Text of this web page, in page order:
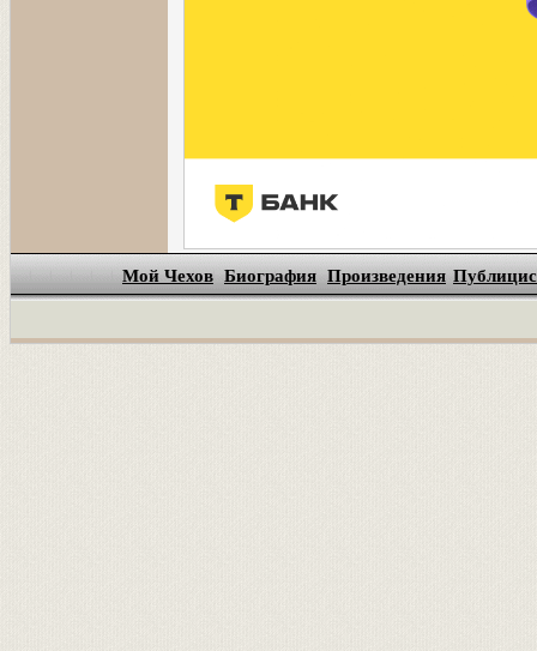
Мой Чехов Биография Произведения